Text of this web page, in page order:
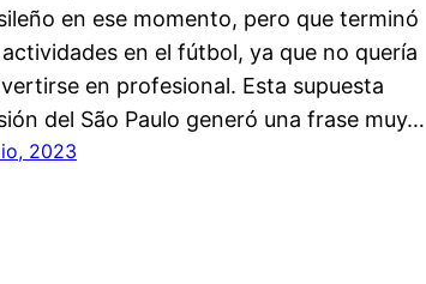
en ese momento, pero que terminó
en el fútbol, ya que no quería
en profesional. Esta supuesta
del São Paulo generó una frase muy…
2023